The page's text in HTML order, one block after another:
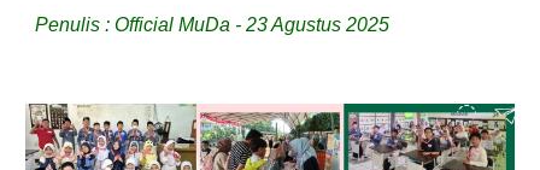
Penulis : Official MuDa - 23 Agustus 2025